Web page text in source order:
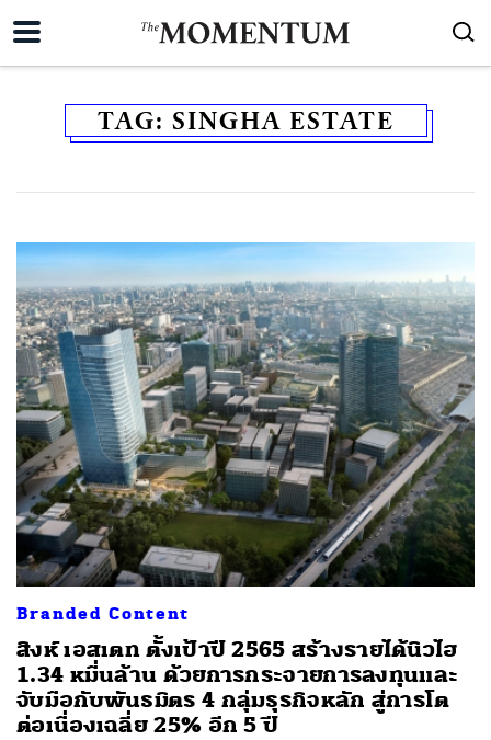
TAG: SINGHA ESTATE
Branded Content
สิงห์ เอสเตท ตั้งเป้าปี 2565 สร้างรายได้นิวไฮ
1.34 หมื่นล้าน ด้วยการกระจายการลงทุนและ
จับมือกับพันธมิตร 4 กลุ่มธุรกิจหลัก สู่การโต
ต่อเนื่องเฉลี่ย 25% อีก 5 ปี